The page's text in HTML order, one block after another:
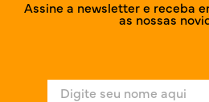
Assine a newsletter e receba
as nossas